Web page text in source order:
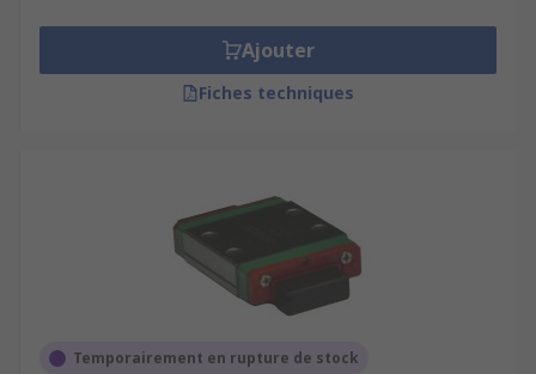
Ajouter
Fiches techniques
Temporairement en rupture de stock